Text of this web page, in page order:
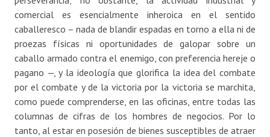
comercial es esencialmente inheroica en el sentido
caballeresco – nada de blandir espadas en torno a ella ni de
proezas físicas ni oportunidades de galopar sobre un
caballo armado contra el enemigo, con preferencia hereje o
pagano —, y la ideología que glorifica la idea del combate
por el combate y de la victoria por la victoria se marchita,
como puede comprenderse, en las oficinas, entre todas las
columnas de cifras de los hombres de negocios. Por lo
tanto, al estar en posesión de bienes susceptibles de atraer